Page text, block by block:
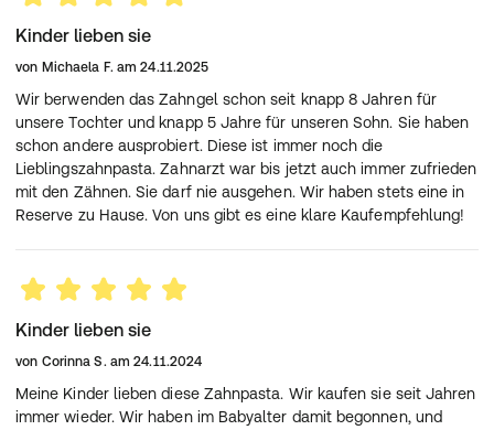
Kinder lieben sie
von Michaela F. am 24.11.2025
Wir berwenden das Zahngel schon seit knapp 8 Jahren für
unsere Tochter und knapp 5 Jahre für unseren Sohn. Sie haben
schon andere ausprobiert. Diese ist immer noch die
Lieblingszahnpasta. Zahnarzt war bis jetzt auch immer zufrieden
mit den Zähnen. Sie darf nie ausgehen. Wir haben stets eine in
Reserve zu Hause. Von uns gibt es eine klare Kaufempfehlung!
Kinder lieben sie
von Corinna S. am 24.11.2024
Meine Kinder lieben diese Zahnpasta. Wir kaufen sie seit Jahren
immer wieder. Wir haben im Babyalter damit begonnen, und